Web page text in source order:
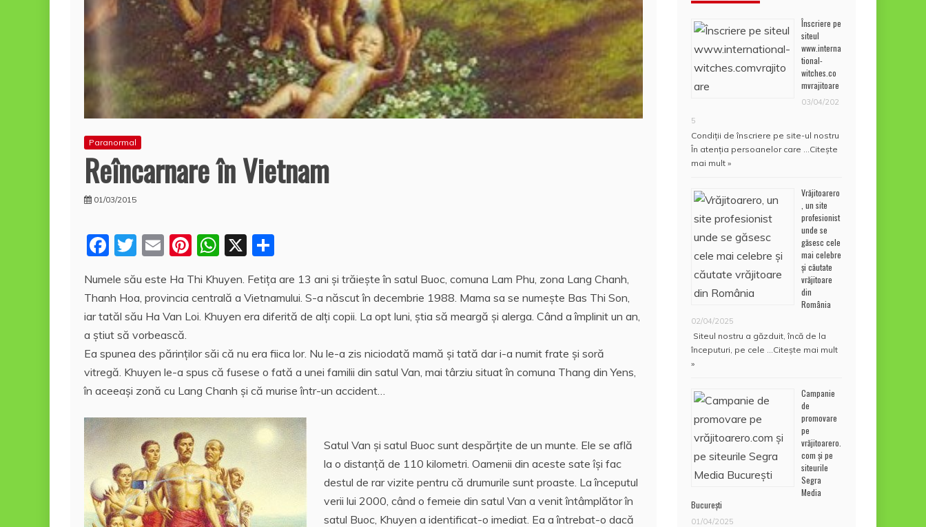
Paranormal
Reîncarnare în Vietnam
01/03/2015
F
c
e
b
o
o
k
T
itt
er
E
ai
l
Pi
er
e
W
at
s
p
p
X
rt
aj
a
z
ă
Numele său este Ha Thi Khuyen. Fetiţa are 13 ani şi trăieşte în satul Buoc, comuna Lam Phu, zona Lang Chanh,
Thanh Hoa, provincia centrală a Vietnamului. S-a născut în decembrie 1988. Mama sa se numeşte Bas Thi Son,
iar tatăl său Ha Van Loi. Khuyen era diferită de alţi copii. La opt luni, ştia să meargă şi alerga. Când a împlinit un an,
a ştiut să vorbească.
Ea spunea des părinţilor săi că nu era fiica lor. Nu le-a zis niciodată mamă şi tată dar i-a numit frate şi soră
vitregă. Khuyen le-a spus că fusese o fată a unei familii din satul Van, mai târziu situat în comuna Thang din Yens,
în aceeaşi zonă cu Lang Chanh şi că murise într-un accident…
Satul Van şi satul Buoc sunt despărţite de un munte. Ele se află
la o distanţă de 110 kilometri. Oamenii din aceste sate îşi fac
destul de rar vizite pentru că drumurile sunt proaste. La începutul
verii lui 2000, când o femeie din satul Van a venit întâmplător în
satul Buoc, Khuyen a identificat-o imediat. Ea a întrebat-o dacă
Înscriere pe
siteul
www.interna
tional-
witches.co
mvrajitoare
03/04/202
5
Condiţii de înscriere pe site-ul nostru
În atenţia persoanelor care … Citește
mai mult »
Vrăjitoarero
, un site
profesionist
unde se
găsesc cele
mai celebre
și căutate
vrăjitoare
din
România
02/04/2025
Siteul nostru a găzduit, încă de la
începuturi, pe cele … Citește mai mult
»
Campanie
de
promovare
pe
vrăjitoarero.
com și pe
siteurile
Segra
Media
București
01/04/2025